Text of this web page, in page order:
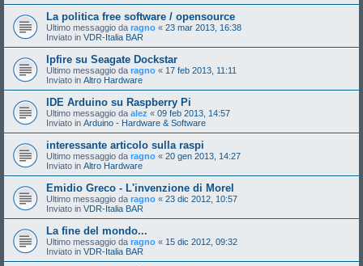
La politica free software / opensource
Ultimo messaggio da ragno « 23 mar 2013, 16:38
Inviato in VDR-Italia BAR
Ipfire su Seagate Dockstar
Ultimo messaggio da ragno « 17 feb 2013, 11:11
Inviato in Altro Hardware
IDE Arduino su Raspberry Pi
Ultimo messaggio da alez « 09 feb 2013, 14:57
Inviato in Arduino - Hardware & Software
interessante articolo sulla raspi
Ultimo messaggio da ragno « 20 gen 2013, 14:27
Inviato in Altro Hardware
Emidio Greco - L'invenzione di Morel
Ultimo messaggio da ragno « 23 dic 2012, 10:57
Inviato in VDR-Italia BAR
La fine del mondo...
Ultimo messaggio da ragno « 15 dic 2012, 09:32
Inviato in VDR-Italia BAR